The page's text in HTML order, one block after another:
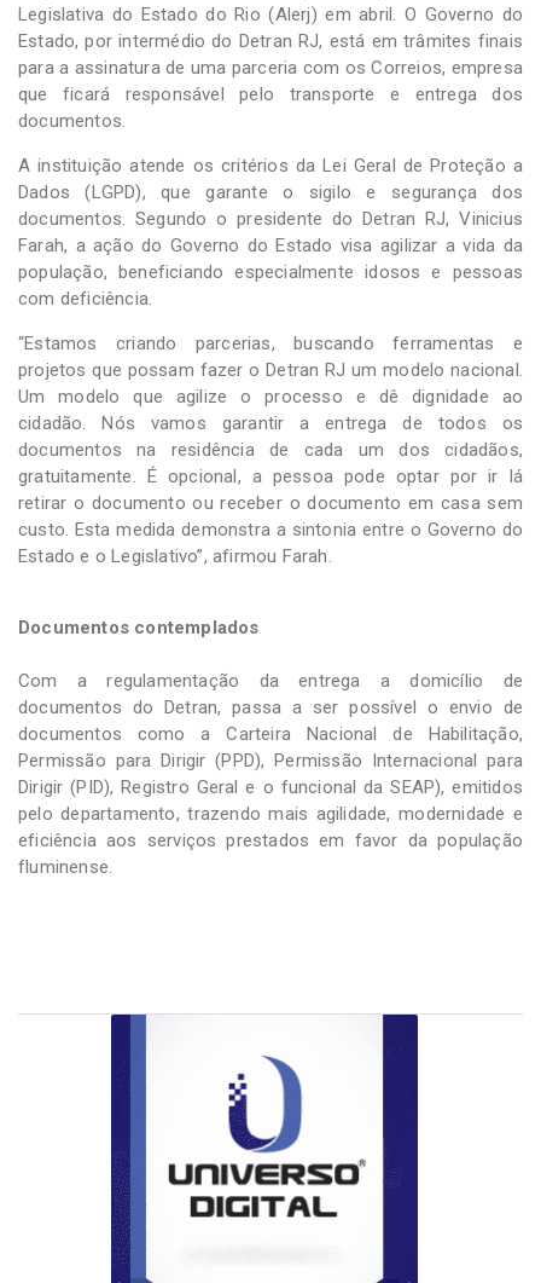
Legislativa do Estado do Rio (Alerj) em abril. O Governo do
Estado, por intermédio do Detran RJ, está em trâmites finais
para a assinatura de uma parceria com os Correios, empresa
que ficará responsável pelo transporte e entrega dos
documentos.
A instituição atende os critérios da Lei Geral de Proteção a
Dados (LGPD), que garante o sigilo e segurança dos
documentos. Segundo o presidente do Detran RJ, Vinicius
Farah, a ação do Governo do Estado visa agilizar a vida da
população, beneficiando especialmente idosos e pessoas
com deficiência.
“Estamos criando parcerias, buscando ferramentas e
projetos que possam fazer o Detran RJ um modelo nacional.
Um modelo que agilize o processo e dê dignidade ao
cidadão. Nós vamos garantir a entrega de todos os
documentos na residência de cada um dos cidadãos,
gratuitamente. É opcional, a pessoa pode optar por ir lá
retirar o documento ou receber o documento em casa sem
custo. Esta medida demonstra a sintonia entre o Governo do
Estado e o Legislativo”, afirmou Farah.
Documentos contemplados
Com a regulamentação da entrega a domicílio de
documentos do Detran, passa a ser possível o envio de
documentos como a Carteira Nacional de Habilitação,
Permissão para Dirigir (PPD), Permissão Internacional para
Dirigir (PID), Registro Geral e o funcional da SEAP), emitidos
pelo departamento, trazendo mais agilidade, modernidade e
eficiência aos serviços prestados em favor da população
fluminense.